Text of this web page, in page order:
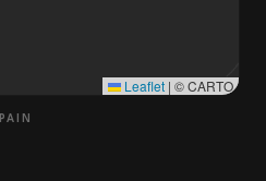
Leaflet | © CARTO